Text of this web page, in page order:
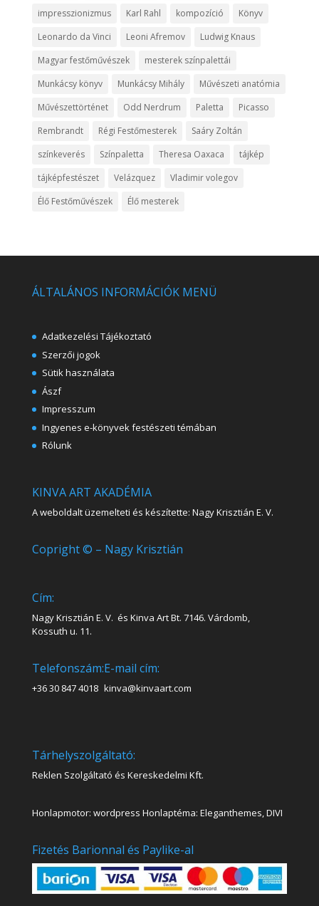
impresszionizmus
Karl Rahl kompozíció
Könyv
Leonardo da Vinci
Leoni Afremov
Ludwig Knaus
Magyar festőművészek
mesterek színpalettái
Munkácsy könyv
Munkácsy Mihály
Művészeti anatómia
Művészettörténet
Odd Nerdrum Paletta
Picasso
Rembrandt
Régi Festőmesterek
Saáry Zoltán
színkeverés
Színpaletta Theresa Oaxaca
tájkép
tájképfestészet
Velázquez
Vladimir volegov
Élő Festőművészek
Élő mesterek
ÁLTALÁNOS INFORMÁCIÓK MENÜ
Adatkezelési Tájékoztató
Szerzői jogok
Sütik használata
Ászf
Impresszum
Ingyenes e-könyvek festészeti témában
Rólunk
KINVA ART AKADÉMIA
A weboldalt üzemelteti és készítette: Nagy Krisztián E. V.
Copright © – Nagy Krisztián
Cím:
Nagy Krisztián E. V. és Kinva Art Bt. 7146. Várdomb,
Kossuth u. 11.
Telefonszám:
+36 30 847 4018
E-mail cím:
kinva@kinvaart.com
Tárhelyszolgáltató:
Reklen Szolgáltató és Kereskedelmi Kft.
Honlapmotor: wordpress Honlaptéma: Eleganthemes, DIVI
Fizetés Barionnal és Paylike-al